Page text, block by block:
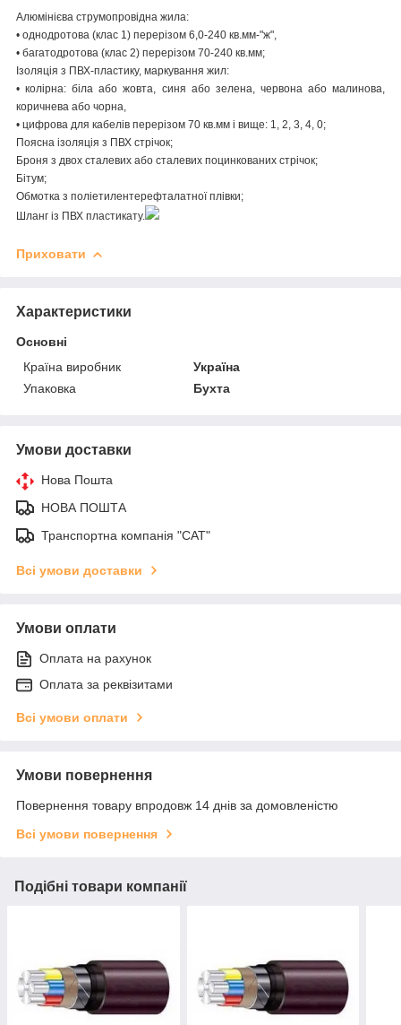
Алюмінієва струмопровідна жила:
• однодротова (клас 1) перерізом 6,0-240 кв.мм-"ж",
• багатодротова (клас 2) перерізом 70-240 кв.мм;
Ізоляція з ПВХ-пластику, маркування жил:
• колірна: біла або жовта, синя або зелена, червона або малинова,
коричнева або чорна,
• цифрова для кабелів перерізом 70 кв.мм і вище: 1, 2, 3, 4, 0;
Поясна ізоляція з ПВХ стрічок;
Броня з двох сталевих або сталевих поцинкованих стрічок;
Бітум;
Обмотка з поліетилентерефталатної плівки;
Шланг із ПВХ пластикату.
Приховати
Характеристики
Основні
Країна виробник
Україна
Упаковка
Бухта
Умови доставки
Нова Пошта
НОВА ПОШТА
Транспортна компанія "САТ"
Всі умови доставки
Умови оплати
Оплата на рахунок
Оплата за реквізитами
Всі умови оплати
Умови повернення
Повернення товару впродовж 14 днів за домовленістю
Всі умови повернення
Подібні товари компанії